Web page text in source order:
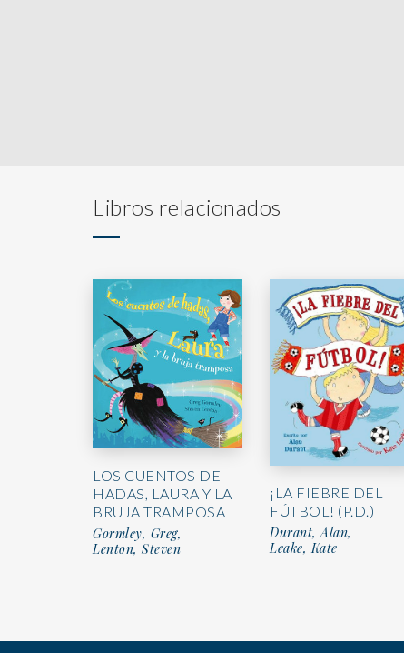
Libros relacionados
LOS CUENTOS DE
HADAS, LAURA Y LA
BRUJA TRAMPOSA
Gormley, Greg,
Lenton, Steven
¡LA FIEBRE DEL
FÚTBOL! (P.D.)
Durant, Alan,
Leake, Kate